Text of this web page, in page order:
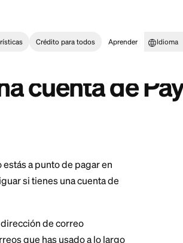
Características Crédito para todos
de PayPal (pasos fáciles)
una
años, o estás a punto de